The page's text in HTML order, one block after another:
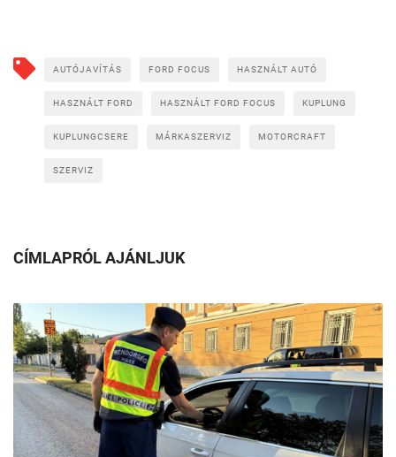
AUTÓJAVÍTÁS FORD FOCUS HASZNÁLT AUTÓ
HASZNÁLT FORD HASZNÁLT FORD FOCUS KUPLUNG
KUPLUNGCSERE MÁRKASZERVIZ MOTORCRAFT
SZERVIZ
CÍMLAPRÓL AJÁNLJUK